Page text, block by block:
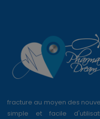
fracture au moyen des
simple et facile